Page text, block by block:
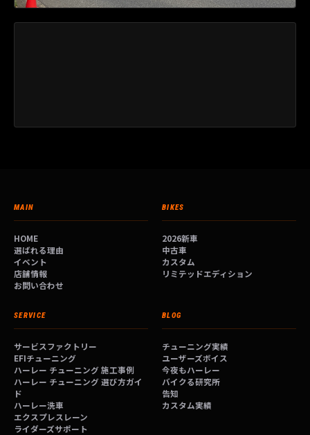
MAIN
HOME
選ばれる理由
イベント
店舗情報
お問い合わせ
BIKES
2026新車
中古車
カスタム
リミテッドエディション
SERVICE
サービスファクトリー
EFIチューニング
ハーレー チューニング 施工事例
ハーレー チューニング 選び方ガイ
ド
ハーレー洗車
エクスプレスレーン
ライダーズサポート
BLOG
チューニング実績
ユーザーズボイス
今夜もハーレー
バイクる研究所
告知
カスタム実績